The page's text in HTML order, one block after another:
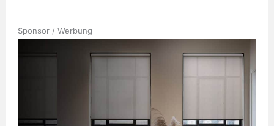
Sponsor / Werbung